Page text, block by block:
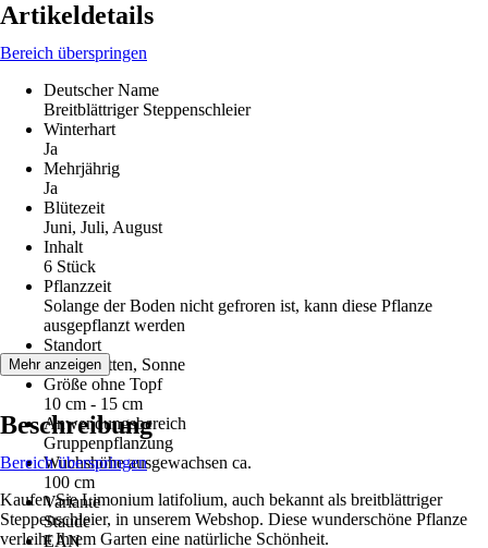
Artikeldetails
Bereich überspringen
Deutscher Name
Breitblättriger Steppenschleier
Winterhart
Ja
Mehrjährig
Ja
Blütezeit
Juni, Juli, August
Inhalt
6 Stück
Pflanzzeit
Solange der Boden nicht gefroren ist, kann diese Pflanze
ausgepflanzt werden
Standort
Halbschatten, Sonne
Größe ohne Topf
10 cm - 15 cm
Anwendungsbereich
Gruppenpflanzung
Wuchshöhe ausgewachsen ca.
100 cm
Variante
Staude
EAN
Mehr anzeigen
Beschreibung
Bereich überspringen
Kaufen Sie Limonium latifolium, auch bekannt als breitblättriger
Steppenschleier, in unserem Webshop. Diese wunderschöne Pflanze
verleiht Ihrem Garten eine natürliche Schönheit.